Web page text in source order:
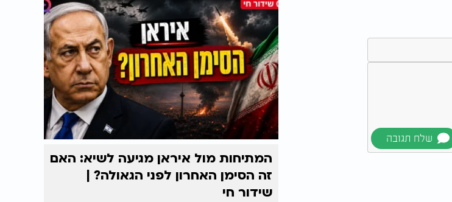
המתיחות מול איראן מגיעה לשיא: האם
זה הסימן האחרון לפני הגאולה? |
שידור חי